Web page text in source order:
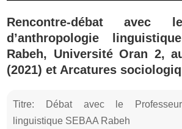
Rencontre-débat avec
d’anthropologie
Rabeh, Université Oran 2,
(2021) et Arcatures
Titre: Débat avec le Professeur
linguistique SEBAA Rabeh